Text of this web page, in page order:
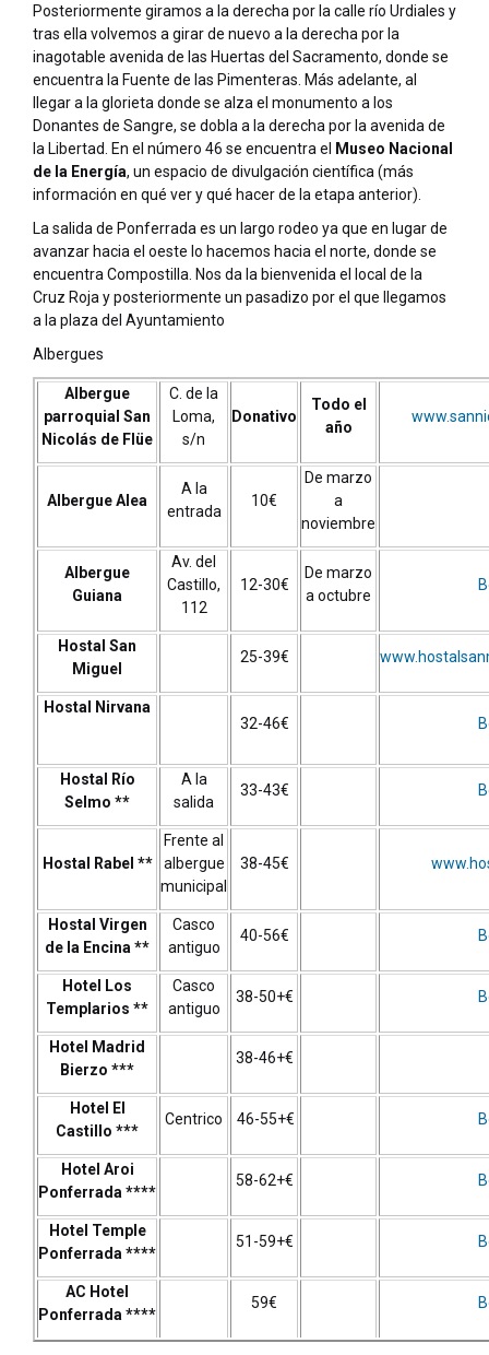
Posteriormente giramos a la derecha por la calle río Urdiales y
tras ella volvemos a girar de nuevo a la derecha por la
inagotable avenida de las Huertas del Sacramento, donde se
encuentra la Fuente de las Pimenteras. Más adelante, al
llegar a la glorieta donde se alza el monumento a los
Donantes de Sangre, se dobla a la derecha por la avenida de
la Libertad. En el número 46 se encuentra el
Museo Nacional
de la Energía, un espacio de divulgación científica (más
información en qué ver y qué hacer de la etapa anterior).
La salida de Ponferrada es un largo rodeo ya que en lugar de
avanzar hacia el oeste lo hacemos hacia el norte, donde se
encuentra Compostilla. Nos da la bienvenida el local de la
Cruz Roja y posteriormente un pasadizo por el que llegamos
a la plaza del Ayuntamiento
Albergues
Albergue
parroquial San
Nicolás de Flüe
C. de la
Loma,
s/n
Donativo
Todo el
año
Albergue Alea
A la
entrada
10€
De marzo
a
noviembre
Albergue
Guiana
Av. del
Castillo,
112
12-30€
De marzo
a octubre
Hostal San
Miguel
25-39€
Hostal Nirvana
32-46€
Hostal Río
Selmo **
A la
salida
33-43€
Hostal Rabel **
Frente al
albergue
municipal
38-45€
Hostal Virgen
de la Encina **
Casco
antiguo
40-56€
Hotel Los
Templarios **
Casco
antiguo
38-50+€
Hotel Madrid
Bierzo ***
38-46+€
Hotel El
Castillo ***
Centrico 46-55+€
Hotel Aroi
Ponferrada ****
58-62+€
Hotel Temple
Ponferrada ****
51-59+€
AC Hotel
Ponferrada ****
59€